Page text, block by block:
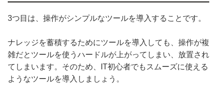
3つ目は、操作がシンプルなツールを導入することです。
ナレッジを蓄積するためにツールを導入しても、操作が複
雑だとツールを使うハードルが上がってしまい、放置され
てしまいます。そのため、IT初心者でもスムーズに使える
ようなツールを導入しましょう。